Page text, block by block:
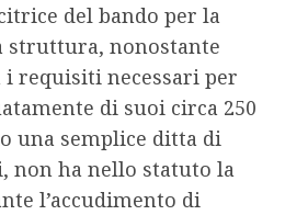
del bando per la
struttura, nonostante
i requisiti necessari per
di suoi circa 250
una semplice ditta di
non ha nello statuto la
l’accudimento di